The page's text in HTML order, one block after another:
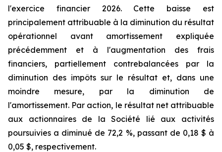
l'exercice financier 2026. Cette baisse est
principalement attribuable à la diminution du résultat
opérationnel avant amortissement expliquée
précédemment et à l'augmentation des frais
financiers, partiellement contrebalancées par la
diminution des impôts sur le résultat et, dans une
moindre mesure, par la diminution de
l'amortissement. Par action, le résultat net attribuable
aux actionnaires de la Société lié aux activités
poursuivies a diminué de 72,2 %, passant de 0,18 $ à
0,05 $, respectivement.